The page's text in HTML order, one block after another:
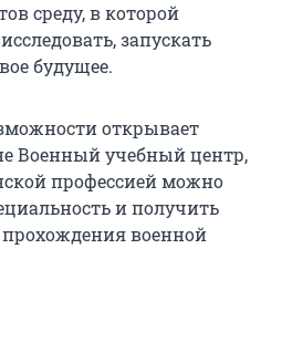
среду, в которой
запускать
будущее.
открывает
Военный учебный центр,
профессией можно
и получить
прохождения военной